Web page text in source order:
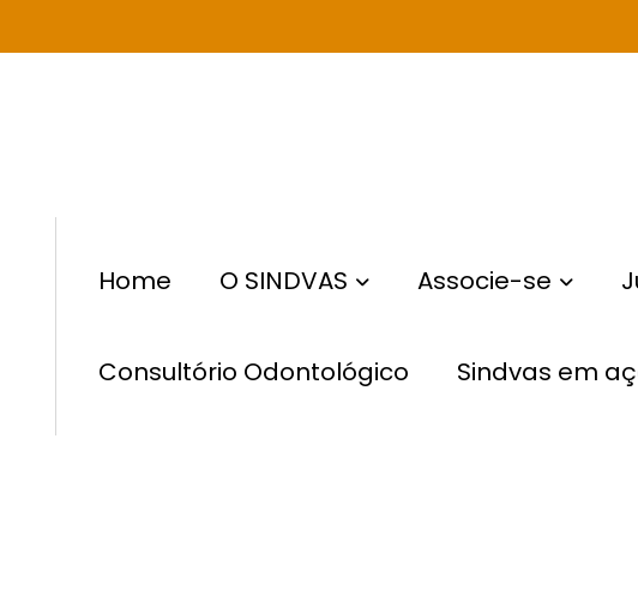
Home O SINDVAS Associe-se
Consultório Odontológico Sindvas em